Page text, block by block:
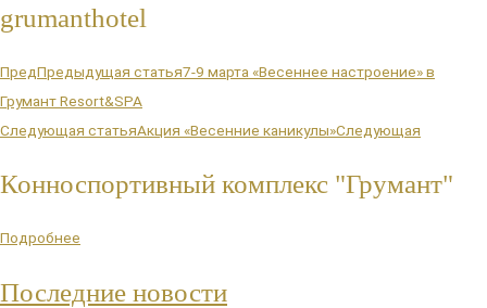
grumanthotel
ПредПредыдущая статья7-9 марта «Весеннее настроение» в
Грумант Resort&SPA
Следующая статьяАкция «Весенние каникулы»Следующая
Конноспортивный комплекс "Грумант"
Подробнее
Последние новости